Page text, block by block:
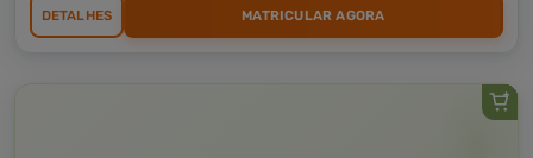
DETALHES MATRICULAR AGORA